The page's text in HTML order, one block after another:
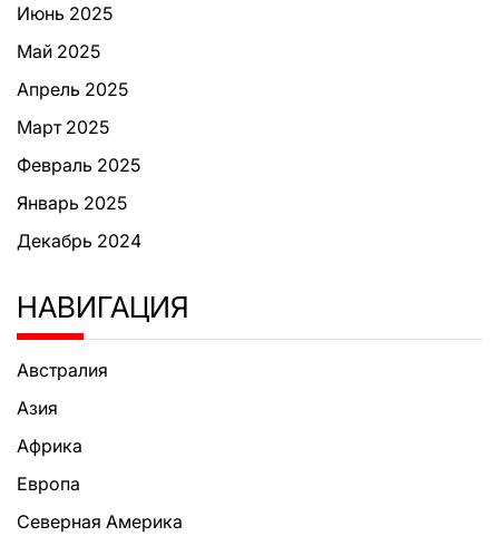
Июнь 2025
Май 2025
Апрель 2025
Март 2025
Февраль 2025
Январь 2025
Декабрь 2024
НАВИГАЦИЯ
Австралия
Азия
Африка
Европа
Северная Америка